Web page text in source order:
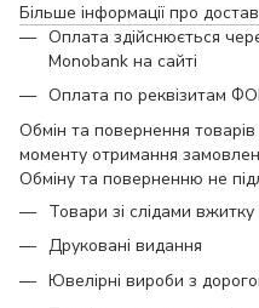
Більше інформації про
Оплата здійснюється
Monobank на сайті
Оплата по реквізитам
Обмін та повернення
моменту отримання
Обміну та поверненню не
Товари зі слідами вжитку
Друковані видання
Ювелірні вироби з